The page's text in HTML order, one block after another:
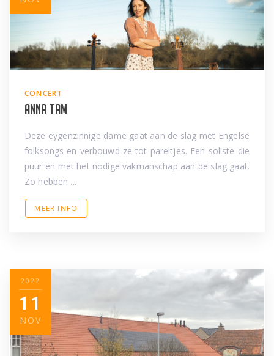
CONCERT
Anna Tam
Deze eygenzinnige dame gaat aan de slag met Engelse
folksongs en verbouwd ze tot pareltjes. Een soliste die
puur en met het nodige vakmanschap aan de slag gaat.
Zo hebben ...
MEER INFO
2022
11
NOV